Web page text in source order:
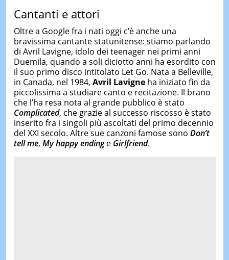
Cantanti e attori
Oltre a Google fra i nati oggi c’è anche una
bravissima cantante statunitense: stiamo parlando
di Avril Lavigne, idolo dei teenager nei primi anni
Duemila, quando a soli diciotto anni ha esordito con
il suo primo disco intitolato Let Go. Nata a Belleville,
in Canada, nel 1984, Avril Lavigneha iniziato fin da
piccolissima a studiare canto e recitazione. Il brano
che l’ha resa nota al grande pubblico è stato
Complicated, che grazie al successo riscosso è stato
inserito fra i singoli più ascoltati del primo decennio
del XXI secolo. Altre sue canzoni famose sono Don’t
tell me, My happy endinge Girlfriend.